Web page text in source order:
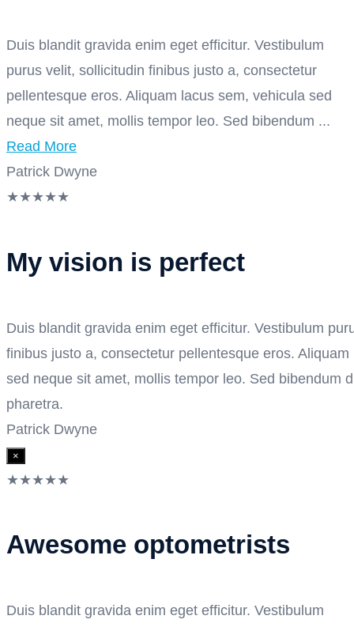
Duis blandit gravida enim eget efficitur. Vestibulum
purus velit, sollicitudin finibus justo a, consectetur
pellentesque eros. Aliquam lacus sem, vehicula sed
neque sit amet, mollis tempor leo. Sed bibendum ...
Read More
Patrick Dwyne
★★★★★
My vision is perfect
Duis blandit gravida enim eget efficitur. Vestibulum
finibus justo a, consectetur pellentesque eros.
sed neque sit amet, mollis tempor leo. Sed bibendum
pharetra.
Patrick Dwyne
×
★★★★★
Awesome optometrists
Duis blandit gravida enim eget efficitur. Vestibulum